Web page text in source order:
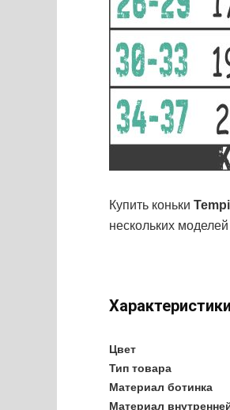
Купить коньки
нескольких
Характеристики
Цвет
Тип товара
Материал ботинка
Материал